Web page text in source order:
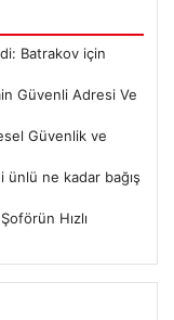
Batrakov için
Güvenli Adresi Ve
Güvenlik ve
ünlü ne kadar bağış
Hızlı